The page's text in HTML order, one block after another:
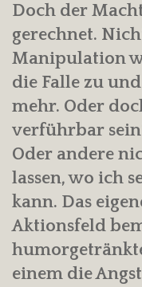
Doch der
gerechnet.
Manipulation
die Falle zu
mehr. Oder
verführbar
Oder andere
lassen, wo ich
kann. Das
Aktionsfeld
einem die